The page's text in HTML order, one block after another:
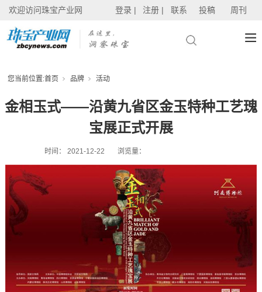
欢迎访问珠宝产业网 登录 | 注册 | 联系 投稿 周刊
您当前位置:首页 品牌 活动
金相玉式——沿黄九省区金玉特种工艺瑰
宝展正式开展
时间： 2021-12-22 浏览量：